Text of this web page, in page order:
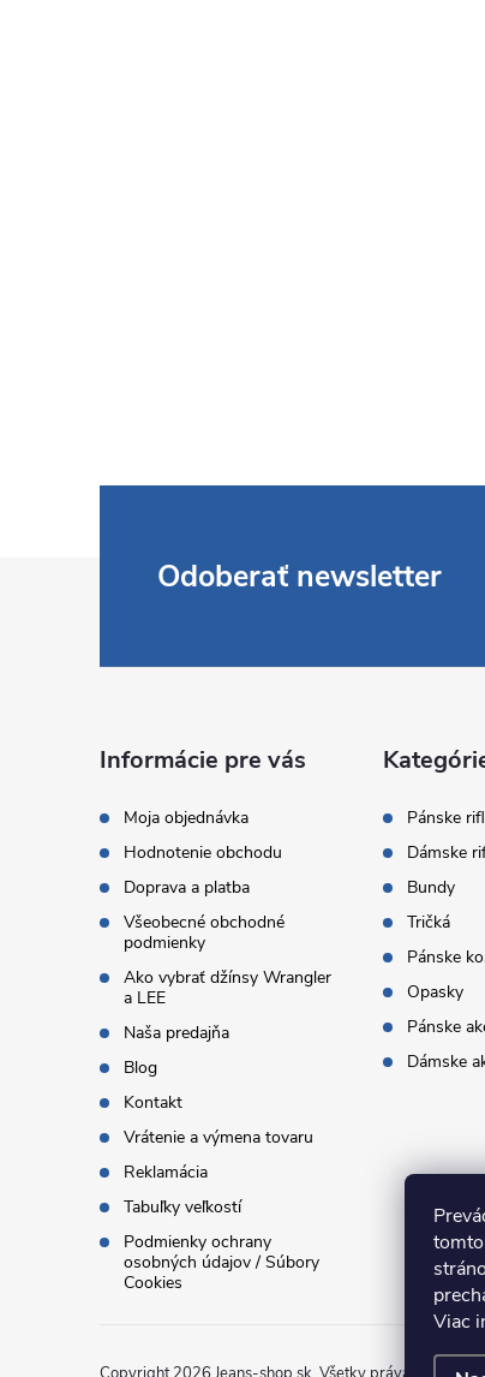
Viac
Odoberať newsletter
Informácie pre vás
Moja objednávka
Hodnotenie obchodu
Doprava a platba
Všeobecné obchodné
podmienky
Ako vybrať džínsy Wrangler
a LEE
Naša predajňa
Blog
Kontakt
Vrátenie a výmena tovaru
Reklamácia
Tabuľky veľkostí
Podmienky ochrany
osobných údajov / Súbory
Cookies
Pánske
Dámske
Bundy
Tričká
Pánske
Opasky
Pánske
Dámske